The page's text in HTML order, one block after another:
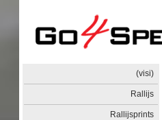
(visi)
Rallijs
Rallijsprints